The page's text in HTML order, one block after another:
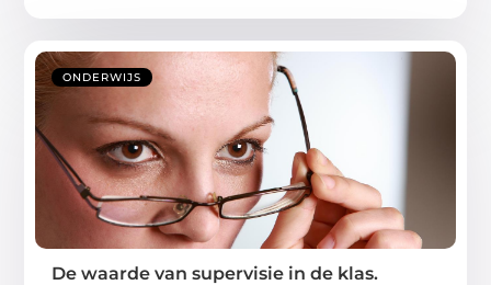
ONDERWIJS
De waarde van supervisie in de klas.